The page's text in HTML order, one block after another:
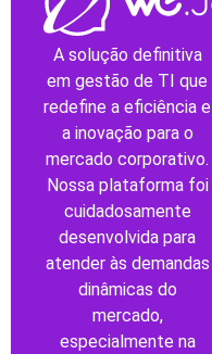
A solução definitiva
em gestão de TI que
redefine a eficiência e
a inovação para o
mercado corporativo.
Nossa plataforma foi
cuidadosamente
desenvolvida para
atender às demandas
dinâmicas do
mercado,
especialmente na